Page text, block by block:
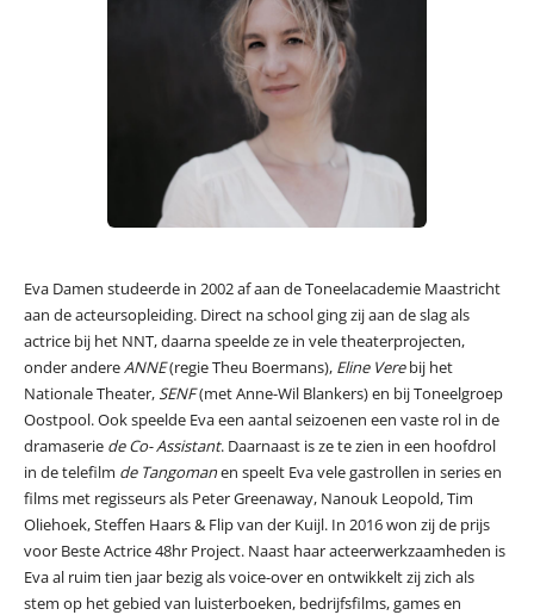
Eva Damen studeerde in 2002 af aan de Toneelacademie Maastricht
aan de acteursopleiding. Direct na school ging zij aan de slag als
actrice bij het NNT, daarna speelde ze in vele theaterprojecten,
onder andereANNE(regie Theu Boermans), Eline Verebij het
Nationale Theater,SENF(met Anne-Wil Blankers) en bij Toneelgroep
Oostpool. Ook speelde Eva een aantal seizoenen een vaste rol in de
dramaserie de Co- Assistant. Daarnaast is ze te zien in een hoofdrol
in de telefilm de Tangomanen speelt Eva vele gastrollen in series en
films met regisseurs als Peter Greenaway, Nanouk Leopold, Tim
Oliehoek, Steffen Haars & Flip van der Kuijl. In 2016 won zij de prijs
voor Beste Actrice 48hr Project. Naast haar acteerwerkzaamheden is
Eva al ruim tien jaar bezig als voice-over en ontwikkelt zij zich als
stem op het gebied van luisterboeken, bedrijfsfilms, games en